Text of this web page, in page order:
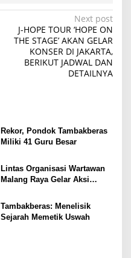
Next post
J-HOPE TOUR ‘HOPE ON
THE STAGE’ AKAN GELAR
KONSER DI JAKARTA,
BERIKUT JADWAL DAN
DETAILNYA
Rekor, Pondok Tambakberas
Miliki 41 Guru Besar
Lintas Organisasi Wartawan
Malang Raya Gelar Aksi
Ireng”
Tambakberas: Menelisik
Sejarah Memetik Uswah